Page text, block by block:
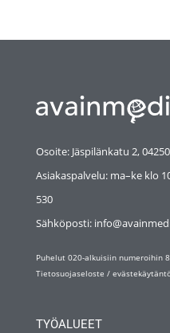
Osoite: Jäspilänkatu 2,
Asiakaspalvelu: ma–ke klo
530
Sähköposti:
Puhelut 020-alkuisiin numeroihin
Tietosuojaseloste /
TYÖALUEET